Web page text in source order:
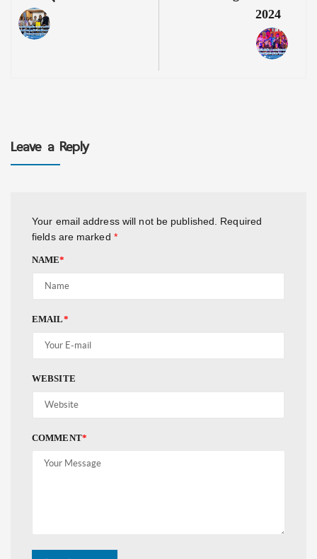
2024
Leave a Reply
Your email address will not be published.
Required
fields are marked *
NAME*
EMAIL*
WEBSITE
COMMENT*